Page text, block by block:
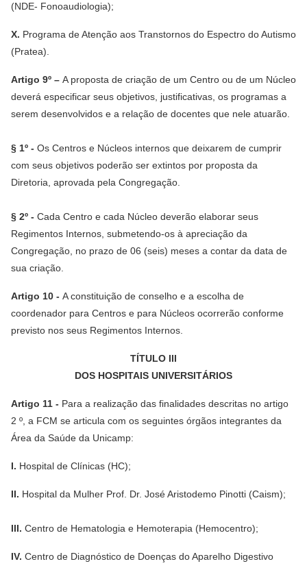
(NDE- Fonoaudiologia);
X. Programa de Atenção aos Transtornos do Espectro do Autismo
(Pratea).
Artigo 9º – A proposta de criação de um Centro ou de um Núcleo
deverá especificar seus objetivos, justificativas, os programas a
serem desenvolvidos e a relação de docentes que nele atuarão.
§ 1º - Os Centros e Núcleos internos que deixarem de cumprir
com seus objetivos poderão ser extintos por proposta da
Diretoria, aprovada pela Congregação.
§ 2º - Cada Centro e cada Núcleo deverão elaborar seus
Regimentos Internos, submetendo-os à apreciação da
Congregação, no prazo de 06 (seis) meses a contar da data de
sua criação.
Artigo 10 - A constituição de conselho e a escolha de
coordenador para Centros e para Núcleos ocorrerão conforme
previsto nos seus Regimentos Internos.
TÍTULO III
DOS HOSPITAIS UNIVERSITÁRIOS
Artigo 11 - Para a realização das finalidades descritas no artigo
2 º, a FCM se articula com os seguintes órgãos integrantes da
Área da Saúde da Unicamp:
I. Hospital de Clínicas (HC);
II. Hospital da Mulher Prof. Dr. José Aristodemo Pinotti (Caism);
III. Centro de Hematologia e Hemoterapia (Hemocentro);
IV. Centro de Diagnóstico de Doenças do Aparelho Digestivo